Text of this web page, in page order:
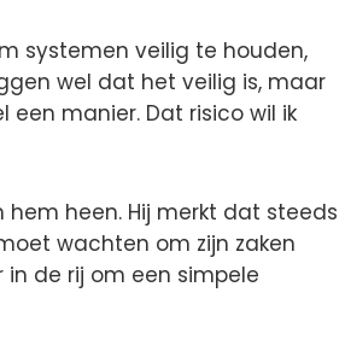
systemen veilig te houden,
wel dat het veilig is, maar
een manier. Dat risico wil ik
heen. Hij merkt dat steeds
wachten om zijn zaken
in de rij om een simpele